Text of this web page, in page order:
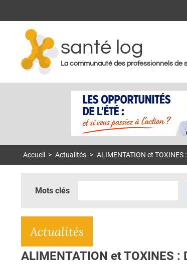
santé log
La communauté des professionnels de
Accueil > Actualités > ALIMENTATION et
Mots clés
Actualités
ALIMENTATION et TOXINES